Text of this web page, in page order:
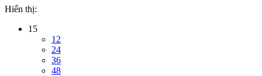
Hiển thị:
15
12
24
36
48